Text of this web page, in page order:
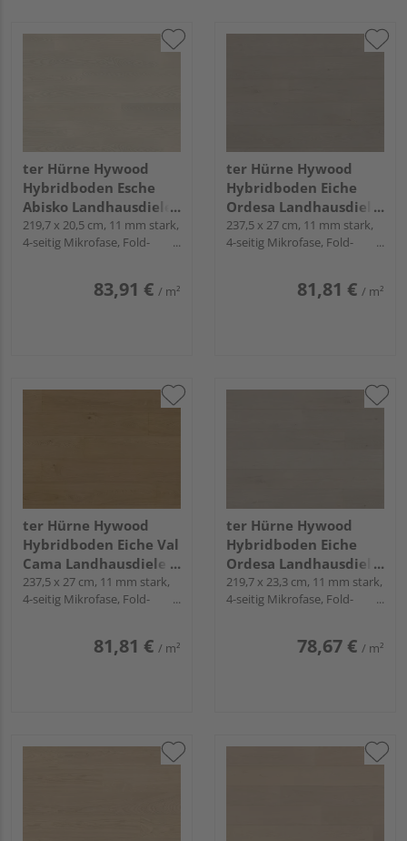
ter Hürne Hywood
Hybridboden Esche
Abisko Landhausdiele
lackiert extramatt
ruhig - CLASSIC
219,7 x 20,5 cm, 11 mm stark,
4-seitig Mikrofase, Fold-
83,91 € / m²
ter Hürne Hywood
Hybridboden Eiche
Ordesa Landhausdiele
lackiert extramatt
ruhig - Noblesse
237,5 x 27 cm, 11 mm stark,
4-seitig Mikrofase, Fold-
81,81 € / m²
ter Hürne Hywood
Hybridboden Eiche Val
Cama Landhausdiele
lackiert extramatt
natürlich - Noblesse
237,5 x 27 cm, 11 mm stark,
4-seitig Mikrofase, Fold-
81,81 € / m²
ter Hürne Hywood
Hybridboden Eiche
Ordesa Landhausdiele
lackiert extramatt
ruhig - CLASSIC
219,7 x 23,3 cm, 11 mm stark,
4-seitig Mikrofase, Fold-
78,67 € / m²